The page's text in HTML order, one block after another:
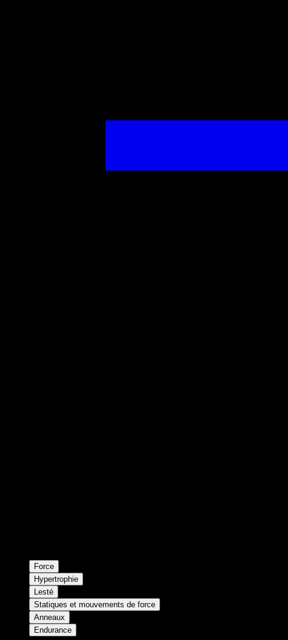
Force
Hypertrophie
Lesté
Statiques et mouvements de force
Anneaux
Endurance